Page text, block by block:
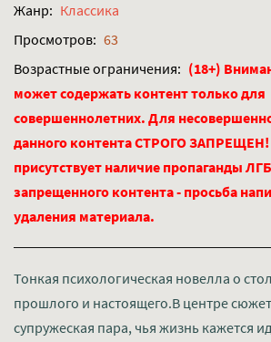
Жанр: Классика
Просмотров: 63
Возрастные ограничения: (18+)
может содержать контент только для
совершеннолетних. Для
данного контента СТРОГО ЗАПРЕЩЕН!
присутствует наличие пропаганды
запрещенного контента - просьба
удаления материала.
Тонкая психологическая новелла о
прошлого и настоящего.В центре
супружеская пара, чья жизнь кажется